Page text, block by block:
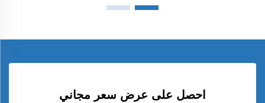
احصل على عرض سعر مجاني